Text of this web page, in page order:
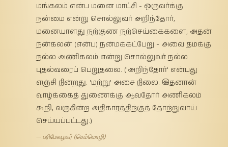
மங்கலம் என்ப மனை மாட்சி - ஒருவர்க்கு
நன்மை என்று சொல்லுவர் அறிந்தோர்,
மனையாளது நற்குண நற்செய்கைகளை; அதன்
நன்கலன் (என்ப) நன்மக்கட்பேறு - அவை தமக்கு
நல்ல அணிகலம் என்று சொல்லுவர் நல்ல
புதல்வரைப் பெறுதலை. ('அறிந்தோர்' என்பது
எஞ்சி நின்றது. 'மற்று' அசை நிலை. இதனான்
வாழ்க்கைத் துணைக்கு ஆவதோர் அணிகலம்
கூறி, வருகின்ற அதிகாரத்திற்குத் தோற்றுவாய்
செய்யப்பட்டது.)
— பரிமேலழகர் (செம்மொழி)